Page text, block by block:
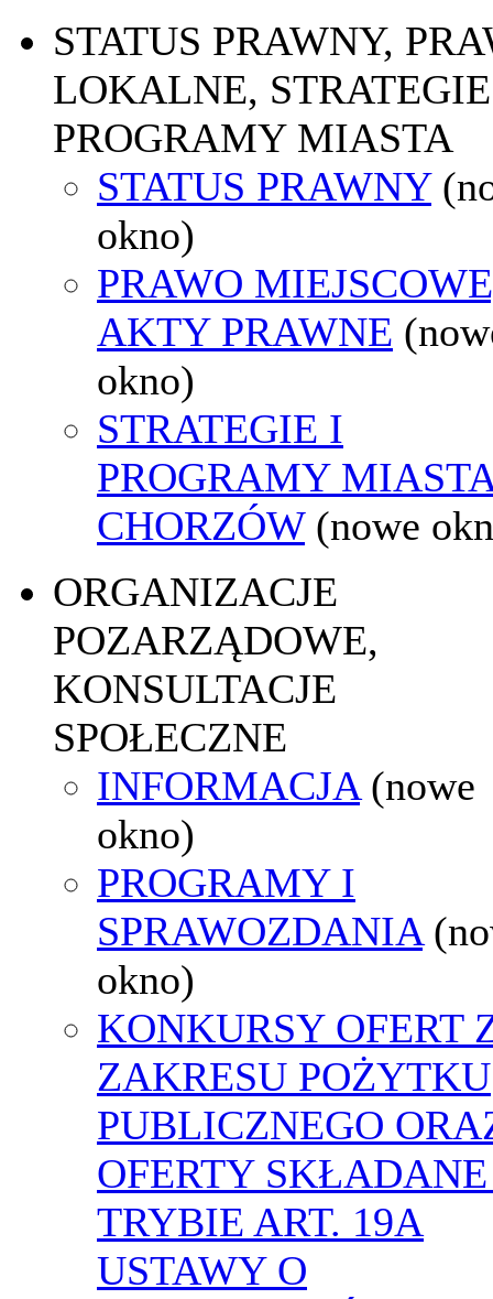
STATUS PRAWNY,
LOKALNE,
PROGRAMY MIASTA
STATUS PRAWNY
okno)
PRAWO
AKTY PRAWNE
okno)
STRATEGIE I
PROGRAMY
CHORZÓW (nowe
ORGANIZACJE
POZARZĄDOWE,
KONSULTACJE
SPOŁECZNE
INFORMACJA (nowe
okno)
PROGRAMY I
SPRAWOZDANIA
okno)
KONKURSY OFERT
ZAKRESU POŻYTKU
PUBLICZNEGO
OFERTY
TRYBIE ART. 19A
USTAWY O